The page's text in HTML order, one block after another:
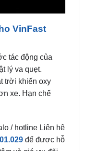
tác động của
lý va quẹt.
trời khiến oxy
xe. Hạn chế
/ hotline Liên hệ
và giá ưu đãi